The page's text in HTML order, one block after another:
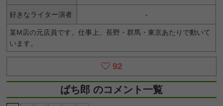
好きなライター演者 -
某M店の元店員です。仕事上、長野・群馬・東京あたりで動いて
います。
92
ぱち郎 のコメント一覧